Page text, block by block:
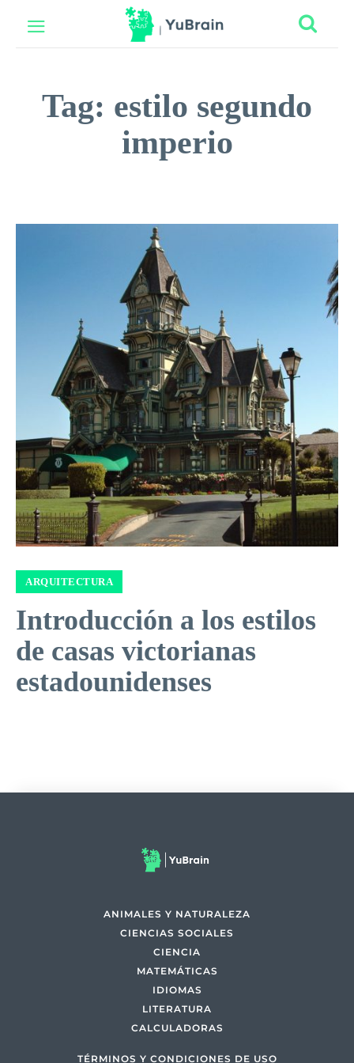
Tag: estilo segundo
imperio
ARQUITECTURA
Introducción a los estilos
de casas victorianas
estadounidenses
ANIMALES Y NATURALEZA
CIENCIAS SOCIALES
CIENCIA
MATEMÁTICAS
IDIOMAS
LITERATURA
CALCULADORAS
TÉRMINOS Y CONDICIONES DE USO